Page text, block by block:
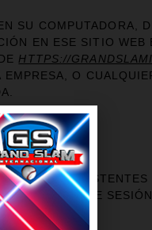
SU COMPUTADORA,
EN ESE SITIO WEB
HTTPS://
O
COOKIES DE